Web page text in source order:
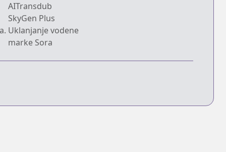
AITransdub
SkyGen Plus
Uklanjanje vodene
marke Sora